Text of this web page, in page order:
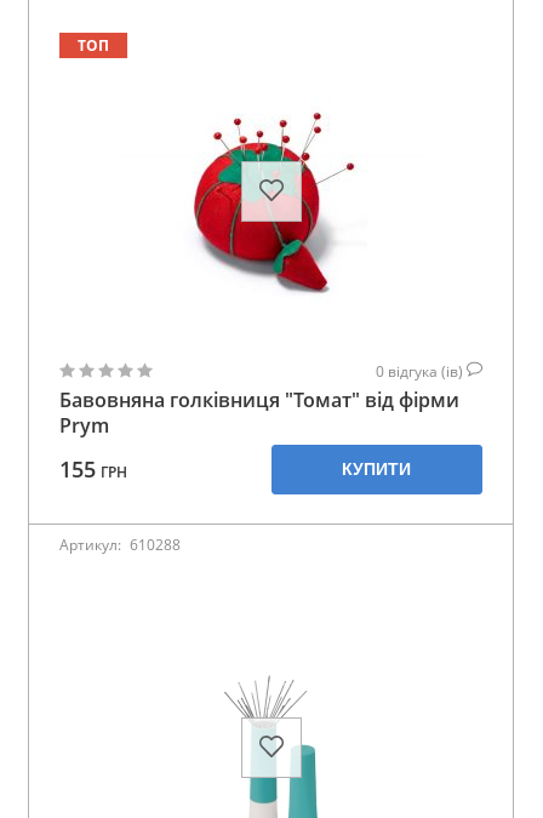
ТОП
0 відгука (ів)
Бавовняна голківниця "Томат" від фірми
Prym
155 ГРН КУПИТИ
Артикул: 610288